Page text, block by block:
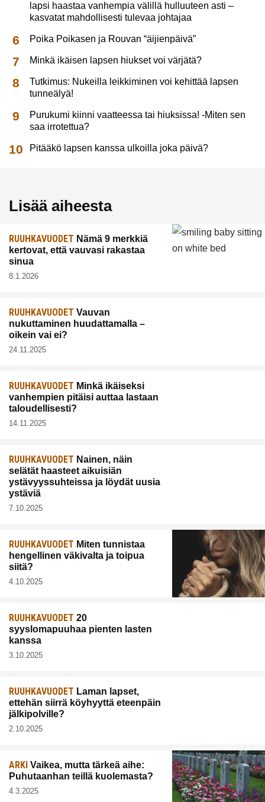
lapsi haastaa vanhempia välillä hulluuteen asti –
kasvatat mahdollisesti tulevaa johtajaa
Poika Poikasen ja Rouvan “äijienpäivä”
Minkä ikäisen lapsen hiukset voi värjätä?
Tutkimus: Nukeilla leikkiminen voi kehittää lapsen
tunneälyä!
Purukumi kiinni vaatteessa tai hiuksissa! -Miten sen
saa irrotettua?
Pitääkö lapsen kanssa ulkoilla joka päivä?
Lisää aiheesta
RUUHKAVUODET Nämä 9 merkkiä
kertovat, että vauvasi rakastaa
sinua
8.1.2026
RUUHKAVUODET Vauvan
nukuttaminen huudattamalla –
oikein vai ei?
24.11.2025
RUUHKAVUODET Minkä ikäiseksi
vanhempien pitäisi auttaa lastaan
taloudellisesti?
14.11.2025
RUUHKAVUODET Nainen, näin
selätät haasteet aikuisiän
ystävyyssuhteissa ja löydät uusia
ystäviä
7.10.2025
RUUHKAVUODET Miten tunnistaa
hengellinen väkivalta ja toipua
siitä?
4.10.2025
RUUHKAVUODET 20
syyslomapuuhaa pienten lasten
kanssa
3.10.2025
RUUHKAVUODET Laman lapset,
ettehän siirrä köyhyyttä eteenpäin
jälkipolville?
2.10.2025
ARKI Vaikea, mutta tärkeä aihe:
Puhutaanhan teillä kuolemasta?
4.3.2025